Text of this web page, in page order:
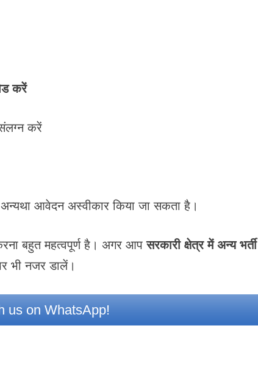
करें
करें
आवेदन अस्वीकार किया जा सकता है।
बहुत महत्वपूर्ण है। अगर आपसरकारी क्षेत्र में अन्य भर्ती
भी नजर डालें।
us on WhatsApp!